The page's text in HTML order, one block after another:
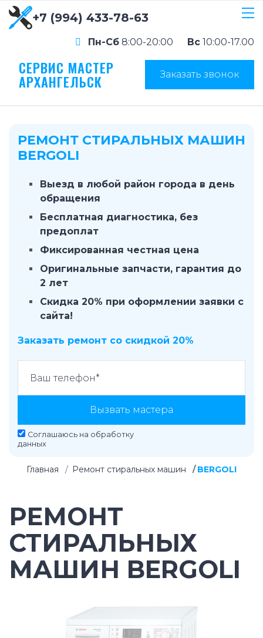
+7 (994) 433-78-63
Пн-Сб 8:00-20:00 Вс 10:00-17.00
СЕРВИС МАСТЕР
АРХАНГЕЛЬСК Заказать звонок
РЕМОНТ СТИРАЛЬНЫХ МАШИН
BERGOLI
Выезд в любой район города в день
обращения
Бесплатная диагностика, без
предоплат
Фиксированная честная цена
Оригинальные запчасти, гарантия до
2 лет
Скидка 20% при оформлении заявки с
сайта!
Заказать ремонт со скидкой 20%
Вызвать мастера
Соглашаюсь на обработку
данных
Главная Ремонт стиральных машин BERGOLI
РЕМОНТ
СТИРАЛЬНЫХ
МАШИН BERGOLI